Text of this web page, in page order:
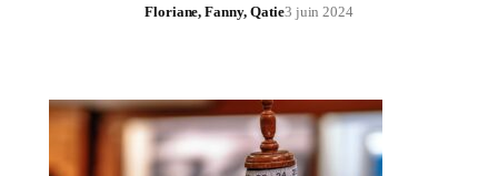
Floriane, Fanny, Qatie3 juin 2024